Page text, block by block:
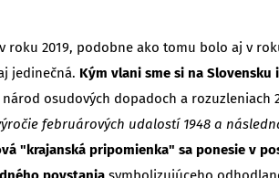
roku 2019, podobne ako tomu bolo aj v
jedinečná. Kým vlani sme si na
osudových dopadoch a rozuzleniach
februárových udalostí 1948 a
"krajanská pripomienka" sa ponesie v